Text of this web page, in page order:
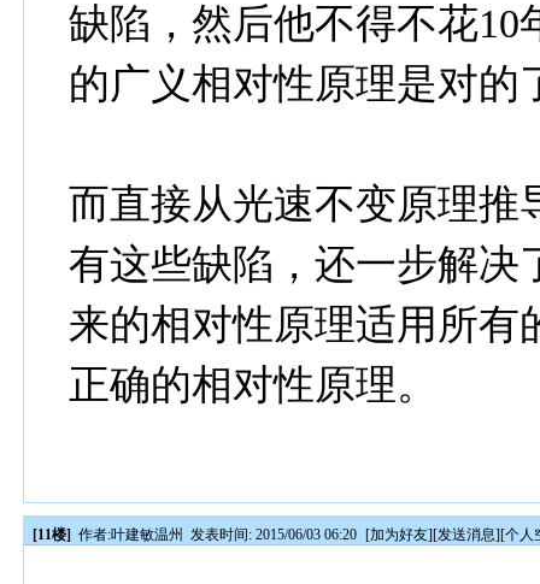
缺陷，然后他不得不花
的广义相对性原理是对的
而直接从光速不变原理推
有这些缺陷，还一步解决
来的相对性原理适用所有
正确的相对性原理。
[11楼] 作者:叶建敏温州 发表时间: 2015/06/03 06:20 [加为好友][发送消息][个人